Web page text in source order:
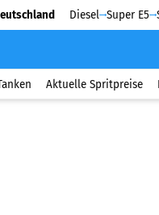
Diesel Super E5
Aktuelle Spritpreise